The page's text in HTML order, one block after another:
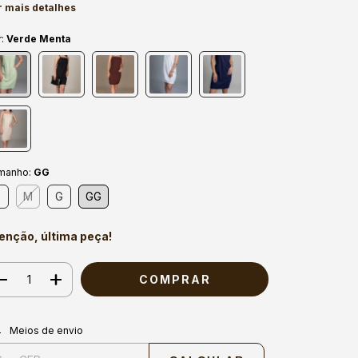
mais detalhes
Verde Menta
GG
M G GG
última peça!
para o CEP:
Meios de envio